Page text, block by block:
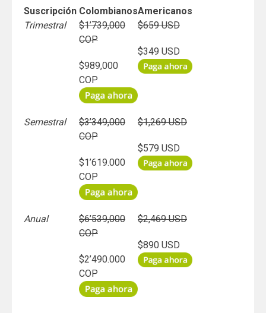
Suscripción ColombianosAmericanos
Trimestral
$1’739,000
COP
$989,000
COP
$659 USD
$349 USD
Semestral
$3’349,000
COP
$1’619.000
COP
$1,269 USD
$579 USD
Anual
$6’539,000
COP
$2’490.000
COP
$2,469 USD
$890 USD